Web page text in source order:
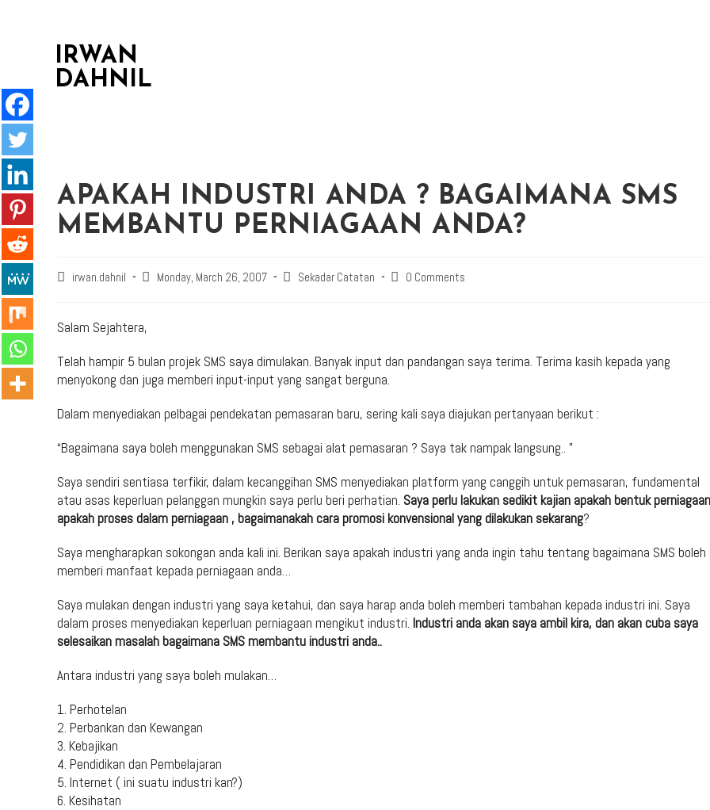
IRWAN
DAHNIL
APAKAH INDUSTRI ANDA ? BAGAIMANA SMS
MEMBANTU PERNIAGAAN ANDA?
irwan.dahnil Monday, March 26, 2007 Sekadar Catatan 0 Comments
Salam Sejahtera,
Telah hampir 5 bulan projek SMS saya dimulakan. Banyak input dan pandangan saya terima. Terima kasih kepada yang
menyokong dan juga memberi input-input yang sangat berguna.
Dalam menyediakan pelbagai pendekatan pemasaran baru, sering kali saya diajukan pertanyaan berikut :
“Bagaimana saya boleh menggunakan SMS sebagai alat pemasaran ? Saya tak nampak langsung.. ”
Saya sendiri sentiasa terfikir, dalam kecanggihan SMS menyediakan platform yang canggih untuk pemasaran, fundamental
atau asas keperluan pelanggan mungkin saya perlu beri perhatian. Saya perlu lakukan sedikit kajian apakah bentuk
apakah proses dalam perniagaan , bagaimanakah cara promosi konvensional yang dilakukan sekarang?
Saya mengharapkan sokongan anda kali ini. Berikan saya apakah industri yang anda ingin tahu tentang bagaimana SMS boleh
memberi manfaat kepada perniagaan anda…
Saya mulakan dengan industri yang saya ketahui, dan saya harap anda boleh memberi tambahan kepada industri ini. Saya
dalam proses menyediakan keperluan perniagaan mengikut industri. Industri anda akan saya ambil kira, dan akan cuba saya
selesaikan masalah bagaimana SMS membantu industri anda..
Antara industri yang saya boleh mulakan…
1. Perhotelan
2. Perbankan dan Kewangan
3. Kebajikan
4. Pendidikan dan Pembelajaran
5. Internet ( ini suatu industri kan?)
6. Kesihatan